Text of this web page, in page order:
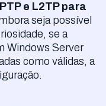
e L2TP para
seja possível
se a
Windows Server
como válidas, a